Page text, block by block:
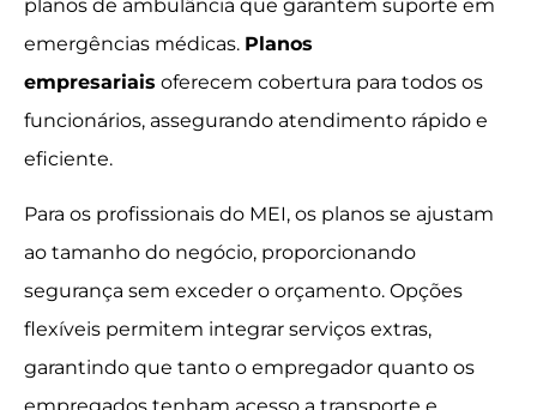
planos de ambulância que garantem suporte em
emergências médicas. Planos
empresariais oferecem cobertura para todos os
funcionários, assegurando atendimento rápido e
eficiente.
Para os profissionais do MEI, os planos se ajustam
ao tamanho do negócio, proporcionando
segurança sem exceder o orçamento. Opções
flexíveis permitem integrar serviços extras,
garantindo que tanto o empregador quanto os